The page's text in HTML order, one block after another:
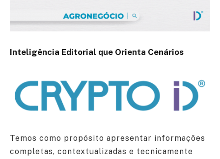
Inteligência Editorial que Orienta Cenários
Temos como propósito apresentar informações
completas, contextualizadas e tecnicamente